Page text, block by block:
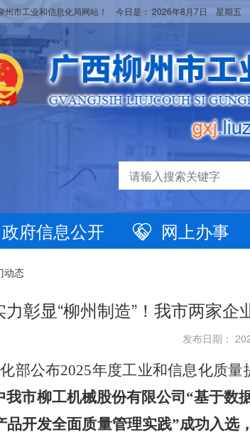
州市工业和信息化局网站！ 今日是： 2026年8月7日 星期五
政府信息公开 网上办事
动态
力彰显“柳州制造”！我市两家
发布日期：
部公布2025年度工业和信息化质量
我市柳工机械股份有限公司“基于数
品开发全面质量管理实践”成功入选